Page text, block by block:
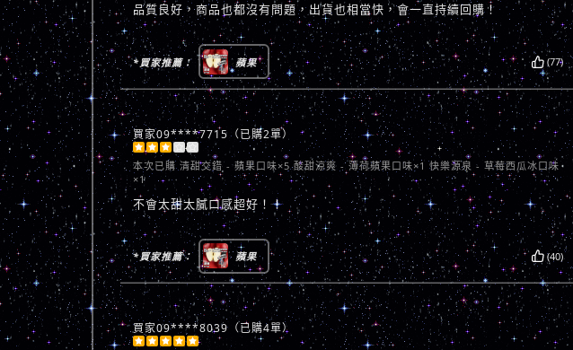
品質良好，商品也都沒有問題，出貨也相當快，會一直持續回購！
*買家推薦： 蘋果 (77)
買家09****7715（已購2單）
    
本次已購 清甜交錯 - 蘋果口味×5 酸甜涼爽 - 薄荷蘋果口味×1 快樂源泉 - 草莓西瓜冰口味
×1
不會太甜太膩口感超好！！
*買家推薦： 蘋果 (40)
買家09****8039（已購4單）
    